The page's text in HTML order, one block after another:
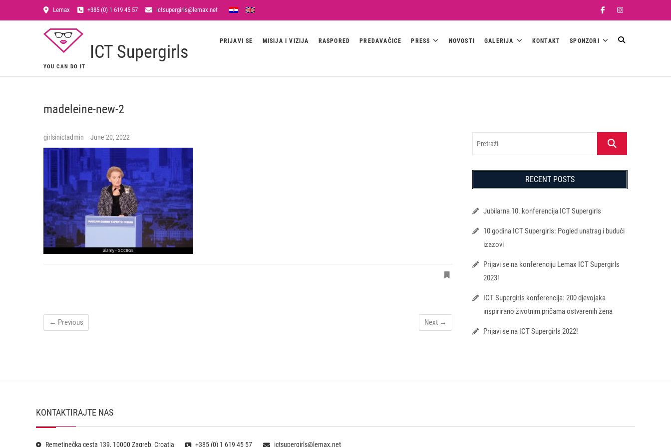
Lemax +385 (0) 1 619 45 57 ictsupergirls@lemax.net FacebookInstagram
ICT Supergirls
YOU CAN DO IT
PRIJAVI SE MISIJA I VIZIJA RASPORED PREDAVAČICE PRESS NOVOSTI GALERIJA KONTAKT SPONZORI
madeleine-new-2
girlsinictadmin June 20, 2022
← Previous Next →
Pretraži
RECENT POSTS
Jubilarna 10. konferencija ICT Supergirls
10 godina ICT Supergirls: Pogled unatrag i budući
izazovi
Prijavi se na konferenciju Lemax ICT Supergirls
2023!
ICT Supergirls konferencija: 200 djevojaka
inspirirano životnim pričama ostvarenih žena
Prijavi se na ICT Supergirls 2022!
KONTAKTIRAJTE NAS
Remetinečka cesta 139, 10000 Zagreb, Croatia +385 (0) 1 619 45 57 ictsupergirls@lemax.net